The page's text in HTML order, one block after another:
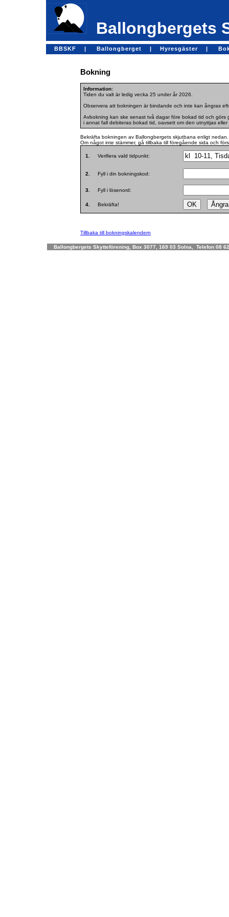
Ballongbergets
BBSKF | Ballongberget | Hyresgäster |
Bokning
Information:
Tiden du valt är ledig vecka 25 under år 2026.
Observera att bokningen är bindande och inte kan ångras
Avbokning kan ske senast två dagar före bokad tid och görs
i annat fall debiteras bokad tid, oavsett om den utnyttjas eller
Bekräfta bokningen av Ballongbergets skjutbana enligt nedan.
Om något inte stämmer, gå tillbaka till föregående sida och
1. Verifiera vald tidpunkt:
2. Fyll i din bokningskod:
3. Fyll i lösenord:
4. Bekräfta!
Tillbaka till bokningskalendern
Ballongbergets Skytteförening, Box 3077, 169 03 Solna, Telefon 08